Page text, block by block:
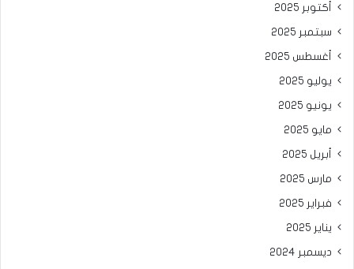
أكتوبر 2025
سبتمبر 2025
أغسطس 2025
يوليو 2025
يونيو 2025
مايو 2025
أبريل 2025
مارس 2025
فبراير 2025
يناير 2025
ديسمبر 2024